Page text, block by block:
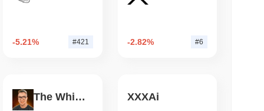
3 دقيقة
-5.21% #421 -2.82% #6
The White Bull XXXAi